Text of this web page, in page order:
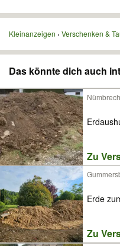
Kleinanzeigen Verschenken &
Das könnte dich auch
Zu
Erde
Zu